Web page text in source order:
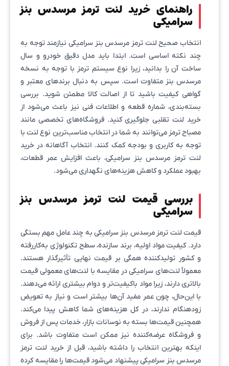
راهنمای خرید لنت ترمز مرسدس بنز
سرامیکی
انتخاب صحیح لنت ترمز مرسدس بنز سرامیکی نیازمند توجه به
چند نکته اساسی است. ابتدا باید مدل دقیق خودرو و سال
ساخت آن را بدانید، زیرا نوع سیستم ترمز با توجه به نسخه
مرسدس بنز متفاوت است. سپس به دنبال برندهای معتبر و
گواهی کیفیت باشید تا از اصالت کالا مطمئن شوید. بررسی
بسته‌بندی، شماره قطعه و اطلاعات فنی نیز باعث می‌شود از
خرید لنت تقلبی جلوگیری کنید. فروشگاه‌های تخصصی مانند
مصباح ترمز می‌توانند به شما در انتخاب مناسب‌ترین نوع لنت با
توجه به کاربری و بودجه کمک کنند. انتخاب آگاهانه در خرید
لنت ترمز مرسدس بنز سرامیکی، باعث افزایش عمر قطعات،
بهبود عملکرد و کاهش هزینه‌های نگهداری می‌شود.
بررسی قیمت لنت ترمز مرسدس بنز
سرامیکی
قیمت لنت ترمز مرسدس بنز سرامیکی به چند عامل مهم بستگی
دارد. کیفیت مواد اولیه، برند سازنده، سطح تکنولوژی به‌کاررفته
و کشور تولیدکننده همگی بر قیمت نهایی تأثیرگذار هستند.
معمولاً لنت‌های سرامیکی در مقایسه با لنت‌های معمولی قیمت
بالاتری دارند، زیرا مواد باکیفیت‌تر و دوام بیشتری ارائه می‌دهند.
با این‌حال، چون عمر مفید آن‌ها بیشتر است و نیاز به تعویض
زودهنگام ندارند، در کل هزینه‌های شما کاهش پیدا می‌کند.
همچنین قیمت‌ها بسته به نوسانات بازار، خدمات پس از فروش
و فروشگاه عرضه‌کننده نیز ممکن است متفاوت باشد. برای
اینکه بهترین انتخاب را داشته باشید، قبل از خرید لنت ترمز
مرسدس بنز سرامیکی پیشنهاد می‌شود قیمت‌ها را مقایسه کرده